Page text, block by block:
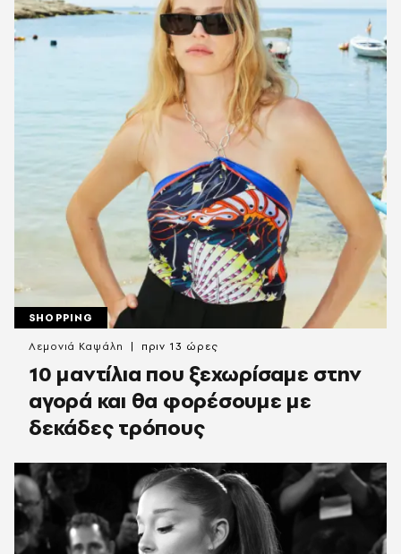
SHOPPING
10 μαντίλια που ξεχωρίσαμε στην
αγορά και θα φορέσουμε με
δεκάδες τρόπους
Λεμονιά Καψάλη πριν 13 ώρες